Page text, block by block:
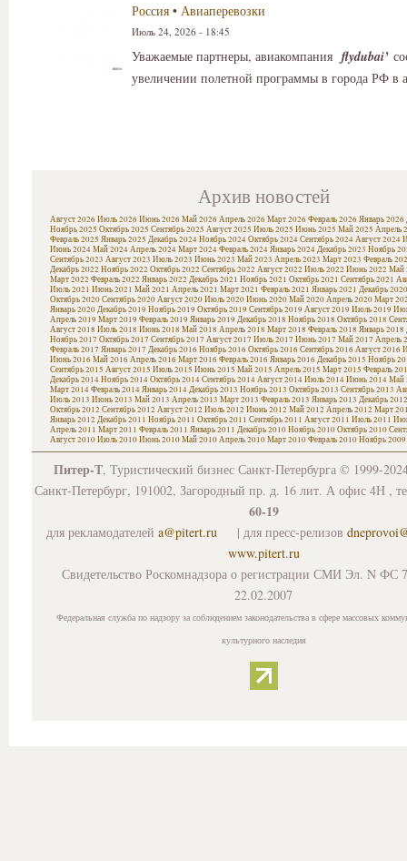
Россия • Авиаперевозки
Июль 24, 2026 - 18:45
Уважаемые партнеры, авиакомпания flydubai’
увеличении полетной программы в города РФ в
Архив новостей
Август 2026 Июль 2026 Июнь 2026 Май 2026 Апрель 2026 Март 2026 Февраль 2026 Январь 2026
Ноябрь 2025 Октябрь 2025 Сентябрь 2025 Август 2025 Июль 2025 Июнь 2025 Май 2025 Апрель
Февраль 2025 Январь 2025 Декабрь 2024Ноябрь 2024Октябрь 2024Сентябрь 2024Август 2024
Июнь 2024Май 2024Апрель 2024Март 2024Февраль 2024Январь 2024Декабрь 2023 Ноябрь
Сентябрь 2023 Август 2023 Июль 2023 Июнь 2023 Май 2023 Апрель 2023 Март 2023 Февраль
Декабрь 2022 Ноябрь 2022 Октябрь 2022 Сентябрь 2022 Август 2022 Июль 2022 Июнь 2022 Май
Март 2022 Февраль 2022 Январь 2022 Декабрь 2021 Ноябрь 2021 Октябрь 2021 Сентябрь 2021
Июль 2021 Июнь 2021 Май 2021 Апрель 2021 Март 2021 Февраль 2021 Январь 2021 Декабрь 2020
Октябрь 2020Сентябрь 2020Август 2020Июль 2020Июнь 2020Май 2020Апрель 2020Март
Январь 2020Декабрь 2019 Ноябрь 2019 Октябрь 2019 Сентябрь 2019 Август 2019 Июль 2019
Апрель 2019 Март 2019 Февраль 2019 Январь 2019 Декабрь 2018 Ноябрь 2018 Октябрь 2018
Август 2018 Июль 2018 Июнь 2018 Май 2018 Апрель 2018 Март 2018 Февраль 2018 Январь 2018
Ноябрь 2017 Октябрь 2017 Сентябрь 2017 Август 2017 Июль 2017 Июнь 2017 Май 2017 Апрель
Февраль 2017 Январь 2017 Декабрь 2016 Ноябрь 2016 Октябрь 2016 Сентябрь 2016 Август 2016
Июнь 2016 Май 2016 Апрель 2016 Март 2016 Февраль 2016 Январь 2016 Декабрь 2015 Ноябрь
Сентябрь 2015 Август 2015 Июль 2015 Июнь 2015 Май 2015 Апрель 2015 Март 2015 Февраль
Декабрь 2014Ноябрь 2014Октябрь 2014Сентябрь 2014Август 2014Июль 2014Июнь 2014Май
Март 2014Февраль 2014Январь 2014Декабрь 2013 Ноябрь 2013 Октябрь 2013 Сентябрь 2013
Июль 2013 Июнь 2013 Май 2013 Апрель 2013 Март 2013 Февраль 2013 Январь 2013 Декабрь 2012
Октябрь 2012 Сентябрь 2012 Август 2012 Июль 2012 Июнь 2012 Май 2012 Апрель 2012 Март
Январь 2012 Декабрь 2011 Ноябрь 2011 Октябрь 2011 Сентябрь 2011 Август 2011 Июль 2011
Апрель 2011 Март 2011 Февраль 2011 Январь 2011 Декабрь 2010Ноябрь 2010Октябрь 2010
Август 2010Июль 2010Июнь 2010Май 2010Апрель 2010Март 2010Февраль 2010Ноябрь 2009
Питер-Т, Туристический бизнес Санкт-Петербурга © 1999-
Санкт-Петербург, 191002, Загородный пр. д. 16 лит. А офис 4Н ,
60-19
для рекламодателей a@pitert.ru | для пресс-релизов
www.pitert.ru
Свидетельство Роскомнадзора о регистрации СМИ Эл. N ФС
22.02.2007
Федеральная служба по надзору за соблюдением законодательства в сфере массовых
культурного наследия